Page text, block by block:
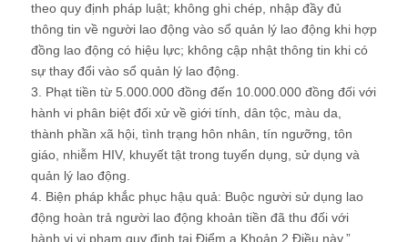
theo quy định pháp luật; không ghi chép, nhập đầy đủ
thông tin về người lao động vào sổ quản lý lao động khi hợp
đồng lao động có hiệu lực; không cập nhật thông tin khi có
sự thay đổi vào sổ quản lý lao động.
3. Phạt tiền từ 5.000.000 đồng đến 10.000.000 đồng đối với
hành vi phân biệt đối xử về giới tính, dân tộc, màu da,
thành phần xã hội, tình trạng hôn nhân, tín ngưỡng, tôn
giáo, nhiễm HIV, khuyết tật trong tuyển dụng, sử dụng và
quản lý lao động.
4. Biện pháp khắc phục hậu quả: Buộc người sử dụng lao
động hoàn trả người lao động khoản tiền đã thu đối với
hành vi vi phạm quy định tại Điểm a Khoản 2 Điều này.”